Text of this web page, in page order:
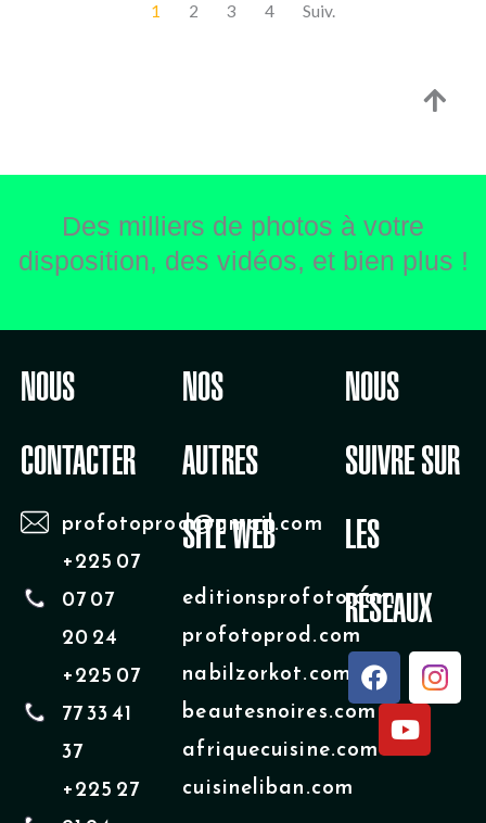
1 2 3 4 Suiv.
Des milliers de photos à votre
disposition, des vidéos, et bien plus !
NOUS
CONTACTER
profotoprod@gmail.com
+225 07
07 07
20 24
+225 07
77 33 41
37
+225 27
NOS
AUTRES
SITE WEB
editionsprofoto.com
profotoprod.com
nabilzorkot.com
beautesnoires.com
afriquecuisine.com
cuisineliban.com
NOUS
SUIVRE SUR
LES
RÉSEAUX
F
a
c
e
b
Y
u
t
u